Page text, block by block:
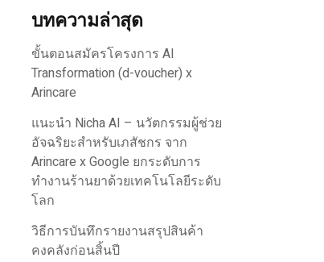
บทความล่าสุด
ขั้นตอนสมัครโครงการ AI
Transformation (d-voucher) x
Arincare
แนะนำ Nicha AI – นวัตกรรมผู้ช่วย
อัจฉริยะสำหรับเภสัชกร จาก
Arincare x Google ยกระดับการ
ทำงานร้านยาด้วยเทคโนโลยีระดับ
โลก
วิธีการบันทึกรายงานสรุปสินค้า
คงคลังก่อนสิ้นปี